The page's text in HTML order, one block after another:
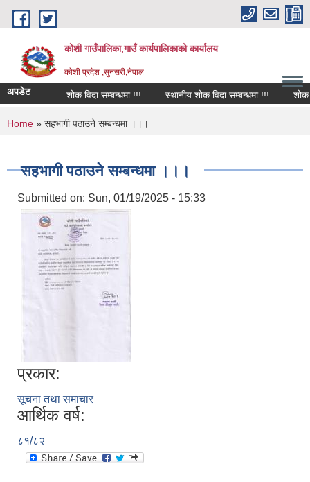
Skip to main content
कोशी गाउँपालिका,गाउँ कार्यपालिकाको कार्यालय
काेशी प्रदेश ,सुनसरी,नेपाल
अपडेट शोक विदा सम्बन्धमा !!! स्थानीय शोक विदा सम्बन्धमा !!! शोक
You are here
Home » सहभागी पठाउने सम्बन्धमा ।।।
सहभागी पठाउने सम्बन्धमा ।।।
Submitted on: Sun, 01/19/2025 - 15:33
प्रकार:
सूचना तथा समाचार
आर्थिक वर्ष:
८१/८२